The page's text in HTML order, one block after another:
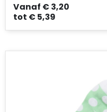
Vanaf € 3,20
tot € 5,39